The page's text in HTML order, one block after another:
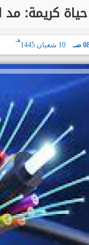
حياة كريمة: مد الألياف
صـ 10 شعبان 1445
هـ